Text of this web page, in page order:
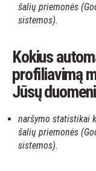
šalių priemonės
sistemos).
Kokius
profiliavimą
Jūsų
naršymo statistikai
šalių priemonės
sistemos).